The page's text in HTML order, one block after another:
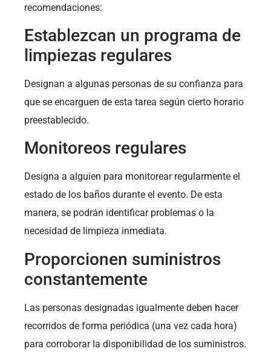
recomendaciones:
Establezcan un programa de
limpiezas regulares
Designan a algunas personas de su confianza para
que se encarguen de esta tarea según cierto horario
preestablecido.
Monitoreos regulares
Designa a alguien para monitorear regularmente el
estado de los baños durante el evento. De esta
manera, se podrán identificar problemas o la
necesidad de limpieza inmediata.
Proporcionen suministros
constantemente
Las personas designadas igualmente deben hacer
recorridos de forma periódica (una vez cada hora)
para corroborar la disponibilidad de los suministros.